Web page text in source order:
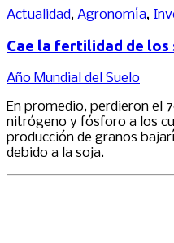
Actualidad, Agronomía,
Cae la fertilidad de los
Año Mundial del Suelo
En promedio, perdieron el
nitrógeno y fósforo a los
producción de granos
debido a la soja.